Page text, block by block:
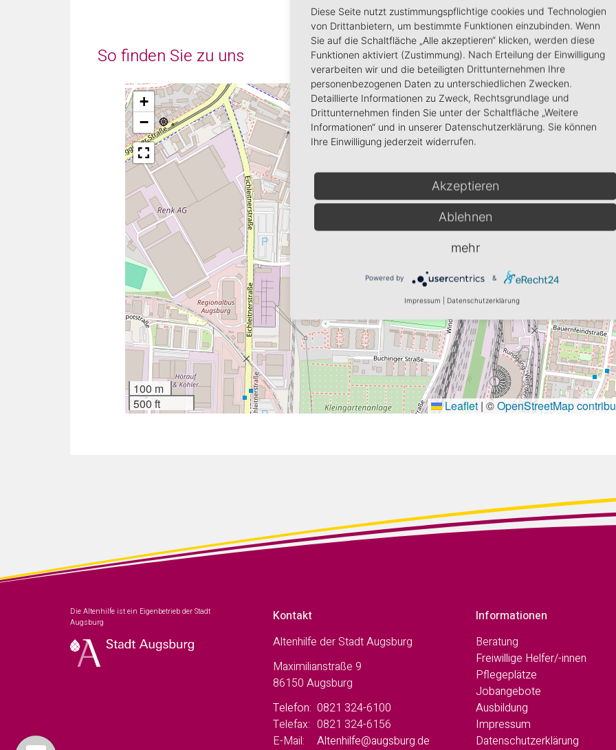
So finden Sie zu uns
+
−
100 m
500 ft
Leaflet |©OpenStreetMap
Die Altenhilfe ist ein Eigenbetrieb der Stadt
Augsburg
Kontakt
Altenhilfe der Stadt Augsburg
Maximilianstraße 9
86150 Augsburg
Telefon: 0821 324-6100
Telefax: 0821 324-6156
E-Mail:
Altenhilfe@augsburg.de
Informationen
Beratung
Freiwillige Helfer/-innen
Pflegeplätze
Jobangebote
Ausbildung
Impressum
Datenschutzerklärung
Diese Seite nutzt zustimmungspflichtige cookies und Technologien
von Drittanbietern, um bestimmte Funktionen einzubinden. Wenn
Sie auf die Schaltfläche „Alle akzeptieren“ klicken, werden diese
Funktionen aktiviert (Zustimmung). Nach Erteilung der Einwilligung
verarbeiten wir und die beteiligten Drittunternehmen Ihre
personenbezogenen Daten zu unterschiedlichen Zwecken.
Detaillierte Informationen zu Zweck, Rechtsgrundlage und
Drittunternehmen finden Sie unter der Schaltfläche „Weitere
Informationen“ und in unserer Datenschutzerklärung. Sie können
Ihre Einwilligung jederzeit widerrufen.
Akzeptieren
Ablehnen
mehr
Powered by &
Impressum Datenschutzerklärung